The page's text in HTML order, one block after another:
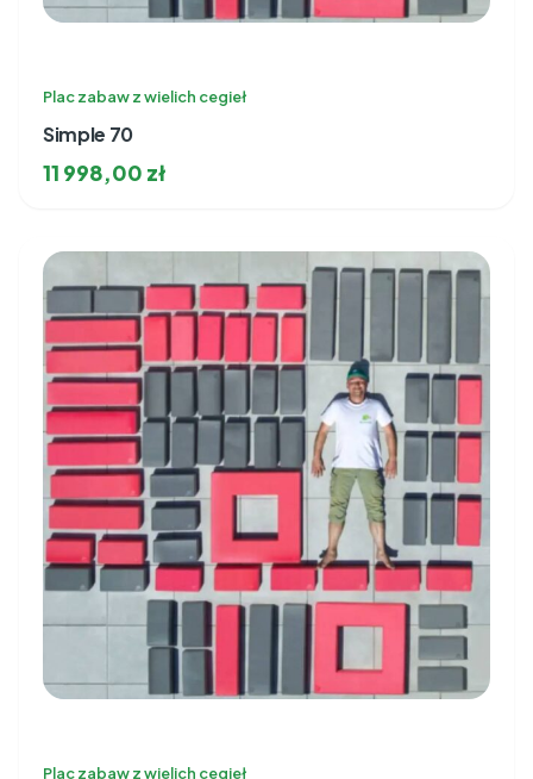
Plac zabaw z wielich cegieł
Simple 70
11 998,00 zł
Plac zabaw z wielich cegieł